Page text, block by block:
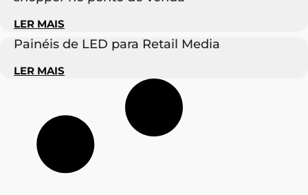
LER MAIS
Painéis de LED para Retail Media
LER MAIS